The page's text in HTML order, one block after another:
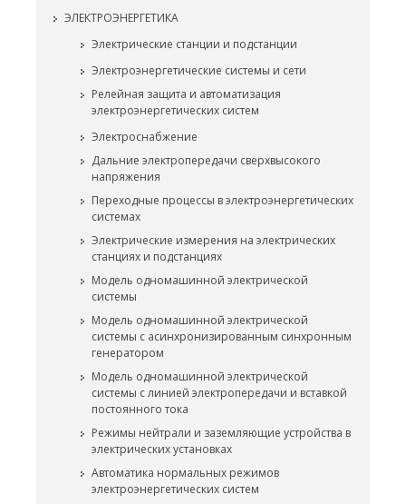
ЭЛЕКТРОЭНЕРГЕТИКА
Электрические станции и подстанции
Электроэнергетические системы и сети
Релейная защита и автоматизация
электроэнергетических систем
Электроснабжение
Дальние электропередачи сверхвысокого
напряжения
Переходные процессы в электроэнергетических
системах
Электрические измерения на электрических
станциях и подстанциях
Модель одномашинной электрической
системы
Модель одномашинной электрической
системы с асинхронизированным синхронным
генератором
Модель одномашинной электрической
системы с линией электропередачи и вставкой
постоянного тока
Режимы нейтрали и заземляющие устройства в
электрических установках
Автоматика нормальных режимов
электроэнергетических систем